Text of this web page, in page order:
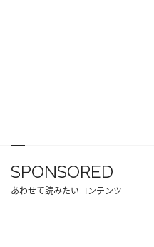
SPONSORED
あわせて読みたいコンテンツ